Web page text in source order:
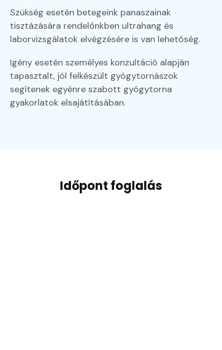
Szükség esetén betegeink panaszainak
tisztázására rendelőnkben ultrahang és
laborvizsgálatok elvégzésére is van lehetőség.
Igény esetén személyes konzultáció alapján
tapasztalt, jól felkészült gyógytornászok
segítenek egyénre szabott gyógytorna
gyakorlatok elsajátításában.
Időpont foglalás